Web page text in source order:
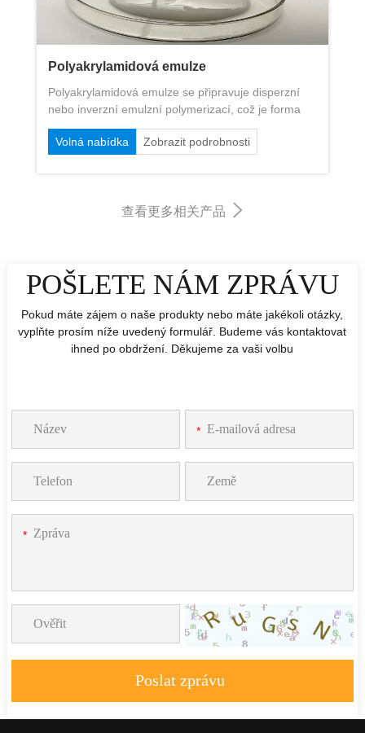
Polyakrylamidová emulze
Polyakrylamidová emulze se připravuje disperzní
nebo inverzní emulzní polymerizací, což je forma
přítomné polyakrylamidové kapaliny. Kromě
vlastností tuhých polyakrylamidových flokulantů
přes most mezi částicemi nebo elektřinou.
Volná nabídka Zobrazit podrobnosti
查看更多相关产品
POŠLETE NÁM ZPRÁVU
Pokud máte zájem o naše produkty nebo máte jakékoli otázky,
vyplňte prosím níže uvedený formulář. Budeme vás kontaktovat
ihned po obdržení. Děkujeme za vaši volbu
*
*
Poslat zprávu